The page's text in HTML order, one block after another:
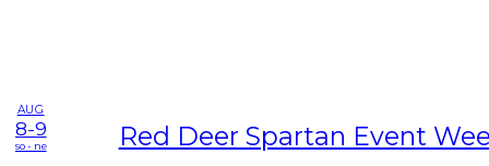
AUG
8-9
so - ne Red Deer Spartan Event